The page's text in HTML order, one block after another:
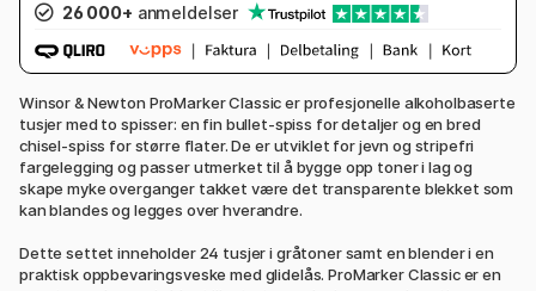
26 000+ anmeldelser
Winsor & Newton ProMarker Classic er profesjonelle alkoholbaserte
tusjer med to spisser: en fin bullet-spiss for detaljer og en bred
chisel-spiss for større flater. De er utviklet for jevn og stripefri
fargelegging og passer utmerket til å bygge opp toner i lag og
skape myke overganger takket være det transparente blekket som
kan blandes og legges over hverandre.
Dette settet inneholder 24 tusjer i gråtoner samt en blender i en
praktisk oppbevaringsveske med glidelås. ProMarker Classic er en